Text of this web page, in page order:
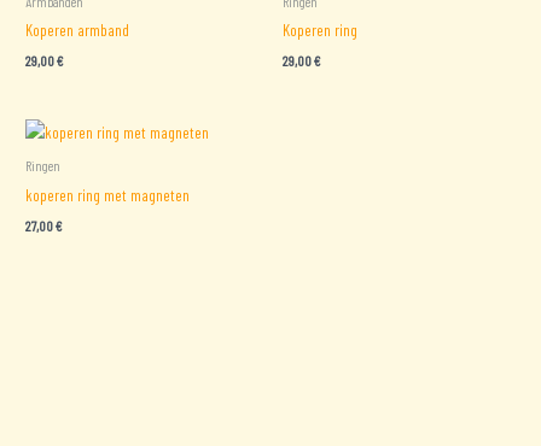
Koperen armband
29,00€
Koperen ring
29,00€
Ringen
koperen ring met magneten
27,00€